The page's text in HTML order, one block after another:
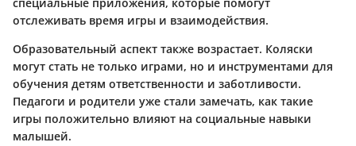
отслеживать время игры и взаимодействия.
Образовательный аспект также возрастает. Коляски
могут стать не только играми, но и инструментами для
обучения детям ответственности и заботливости.
Педагоги и родители уже стали замечать, как такие
игры положительно влияют на социальные навыки
малышей.